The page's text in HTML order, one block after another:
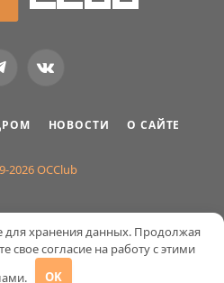
VKontakte
НОВОСТИ О САЙТЕ
2026 OCClub
для хранения данных. Продолжая
свое согласие на работу с этими
OK